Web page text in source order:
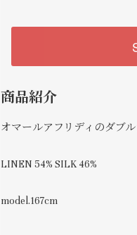
商品紹介
オマールアフリディのダブ
LINEN 54% SILK 46%
model.167cm